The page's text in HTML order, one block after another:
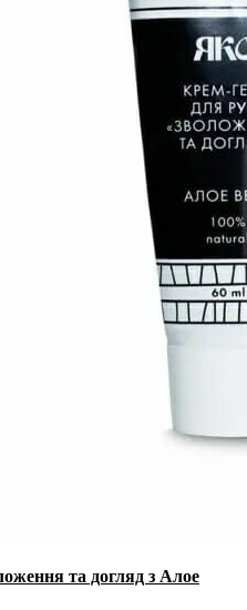
та догляд з Алое